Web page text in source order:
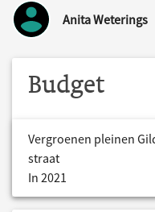
Anita Weterings
Budget
Vergroenen pleinen
straat
In 2021